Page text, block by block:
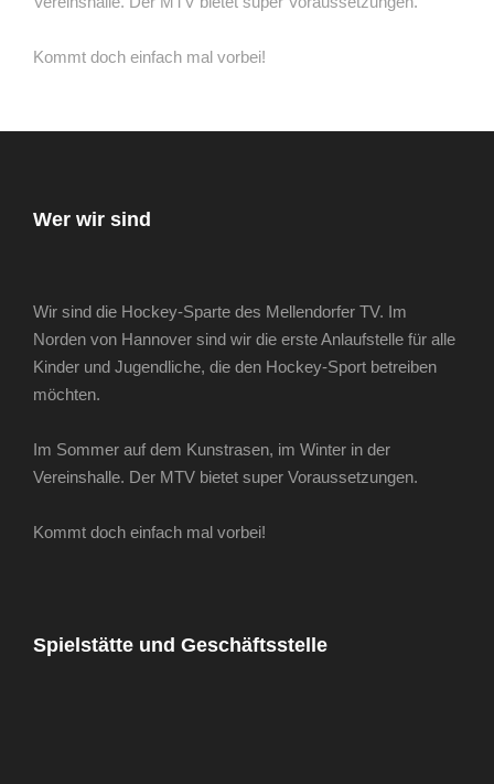
Kommt doch einfach mal vorbei!
Wer wir sind
Wir sind die Hockey-Sparte des Mellendorfer TV. Im
Norden von Hannover sind wir die erste Anlaufstelle für alle
Kinder und Jugendliche, die den Hockey-Sport betreiben
möchten.
Im Sommer auf dem Kunstrasen, im Winter in der
Vereinshalle. Der MTV bietet super Voraussetzungen.
Kommt doch einfach mal vorbei!
Spielstätte und Geschäftsstelle